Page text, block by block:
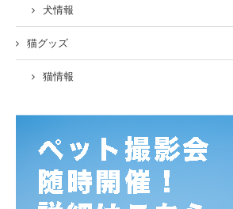
犬情報
猫グッズ
猫情報